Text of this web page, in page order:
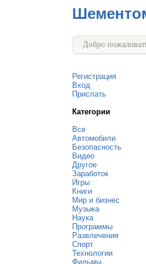
Добро
Регистрация
Вход
Прислать
Категории
Все
Автомобили
Безопасность
Видео
Другое
Заработок
Игры
Книги
Мир и бизнес
Музыка
Наука
Программы
Развлечения
Спорт
Технологии
Фильмы